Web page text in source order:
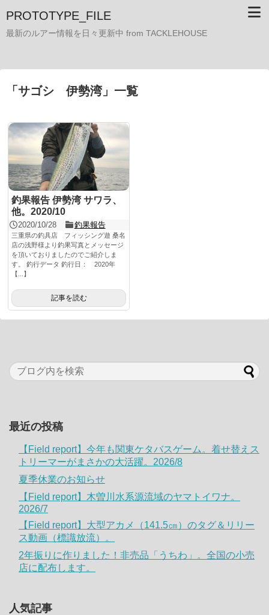
PROTOTYPE_FILE
最新のルアー情報を日々更新中 from TACKLEHOUSE
「 サゴシ 伊勢湾」 一覧
釣果報告 伊勢湾 サワラ、
他。2020/10
2020/10/28 釣果報告
三重県の釣具店 フィッシング遊 桑名
店の浅野様より釣果写真とメッセージ
を頂いておりましたのでご紹介しま
す。 釣行データ 釣行日： 2020年
【...】
記事を読む
最近の投稿
【Field report】今年も関東ケタバスゲーム。着せ替えス
トリーマーがまさかの大活躍。2026/8
夏季休業のお知らせ
【Field report】木曽川水系源流域のヤマトイワナ。
2026/7
【Field report】大型アカメ（141.5㎝）のタグ＆リリー
ス動画（標識放流）。
2年振りに作りました！非売品「うちわ」。全国の小売
店に配布します。
人気記事